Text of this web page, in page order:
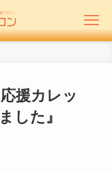
援カレッ
した』